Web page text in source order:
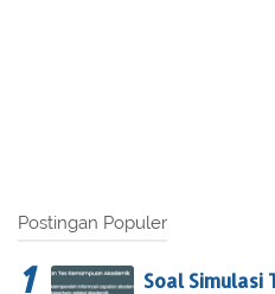
Postingan Populer
Soal Simulasi